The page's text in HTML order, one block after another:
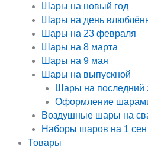
Шары на новый год
Шары на день
Шары на 23 февраля
Шары на 8 марта
Шары на 9 мая
Шары на выпускной
Шары на последний
Оформление шарами
Воздушные шары на
Наборы шаров на 1
Товары